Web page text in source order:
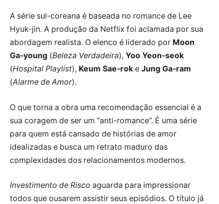
A série sul-coreana é baseada no romance de Lee
Hyuk-jin. A produção da Netflix foi aclamada por sua
abordagem realista. O elenco é liderado por Moon
Ga-young (Beleza Verdadeira), Yoo Yeon-seok
(Hospital Playlist), Keum Sae-rok e Jung Ga-ram
(Alarme de Amor).
O que torna a obra uma recomendação essencial é a
sua coragem de ser um “anti-romance”. É uma série
para quem está cansado de histórias de amor
idealizadas e busca um retrato maduro das
complexidades dos relacionamentos modernos.
Investimento de Risco aguarda para impressionar
todos que ousarem assistir seus episódios. O título já